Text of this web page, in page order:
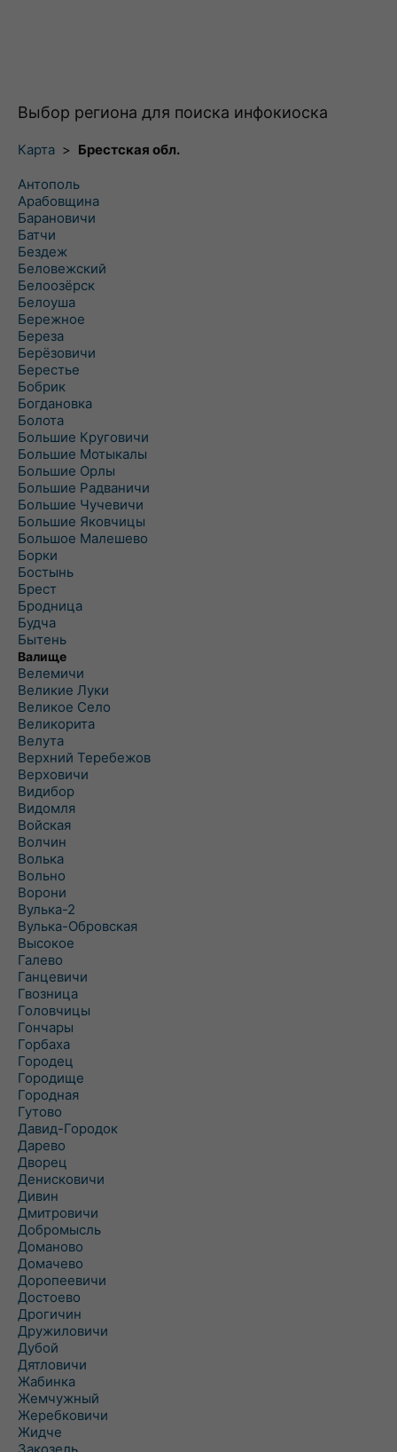
Выбор региона для поиска инфокиоска
Карта > Брестская обл.
Антополь
Арабовщина
Барановичи
Батчи
Бездеж
Беловежский
Белоозёрск
Белоуша
Бережное
Береза
Берёзовичи
Берестье
Бобрик
Богдановка
Болота
Большие Круговичи
Большие Мотыкалы
Большие Орлы
Большие Радваничи
Большие Чучевичи
Большие Яковчицы
Большое Малешево
Борки
Бостынь
Брест
Бродница
Будча
Бытень
Валище
Велемичи
Великие Луки
Великое Село
Великорита
Велута
Верхний Теребежов
Верховичи
Видибор
Видомля
Войская
Волчин
Волька
Вольно
Ворони
Вулька-2
Вулька-Обровская
Высокое
Галево
Ганцевичи
Гвозница
Головчицы
Гончары
Горбаха
Городец
Городище
Городная
Гутово
Давид-Городок
Дарево
Дворец
Денисковичи
Дивин
Дмитровичи
Добромысль
Доманово
Домачево
Доропеевичи
Достоево
Дрогичин
Дружиловичи
Дубой
Дятловичи
Жабинка
Жемчужный
Жеребковичи
Жидче